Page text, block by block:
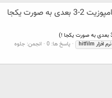
نرم افزار HitFilm ( تدوین - کامپوزیت 2-3 بعدی به صورت یکجا
نرم افزار hitfilm پاسخ ها: 0 انجمن: جلوه